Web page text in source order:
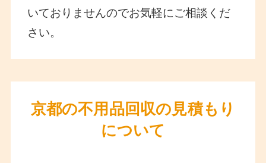
いておりませんのでお気軽にご相談くだ
さい。
京都の不用品回収の見積もり
について